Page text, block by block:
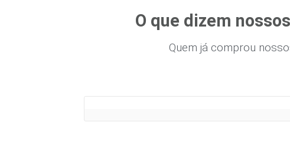
O que dizem
Quem já comprou